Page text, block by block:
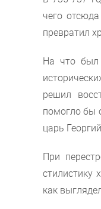
чего
превратил
На что был
решил
помогло бы
царь
При
стилистику
как